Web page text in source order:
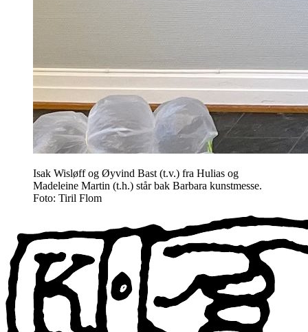
Isak Wisløff og Øyvind Bast (t.v.) fra Hulias og
Madeleine Martin (t.h.) står bak Barbara kunstmesse.
Foto: Tiril Flom